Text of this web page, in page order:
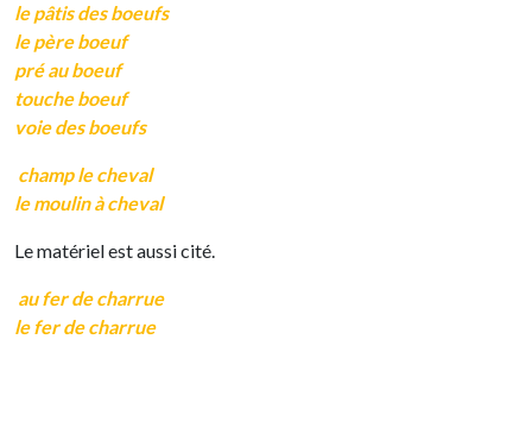
le pâtis des boeufs
le père boeuf
pré au boeuf
touche boeuf
voie des boeufs
champ le cheval
le moulin à cheval
Le matériel est aussi cité.
au fer de charrue
le fer de charrue